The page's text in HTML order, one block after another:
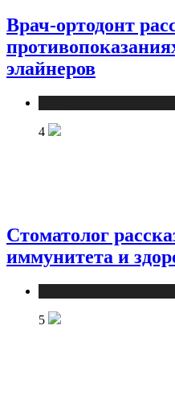
Врач-ортодонт
элайнеров
4
Стоматолог
иммунитета и
5